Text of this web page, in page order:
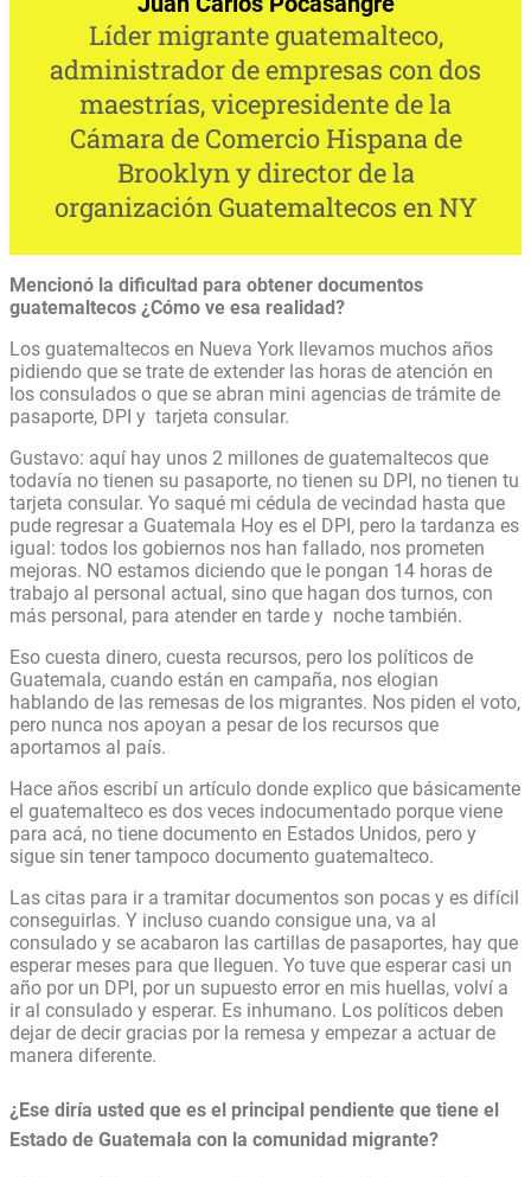
Líder migrante guatemalteco,
administrador de empresas con dos
maestrías, vicepresidente de la
Cámara de Comercio Hispana de
Brooklyn y director de la
organización Guatemaltecos en NY
Mencionó la dificultad para obtener documentos
guatemaltecos ¿Cómo ve esa realidad?
Los guatemaltecos en Nueva York llevamos muchos años
pidiendo que se trate de extender las horas de atención en
los consulados o que se abran mini agencias de trámite de
pasaporte, DPI y tarjeta consular.
Gustavo: aquí hay unos 2 millones de guatemaltecos que
todavía no tienen su pasaporte, no tienen su DPI, no tienen tu
tarjeta consular. Yo saqué mi cédula de vecindad hasta que
pude regresar a Guatemala Hoy es el DPI, pero la tardanza es
igual: todos los gobiernos nos han fallado, nos prometen
mejoras. NO estamos diciendo que le pongan 14 horas de
trabajo al personal actual, sino que hagan dos turnos, con
más personal, para atender en tarde y noche también.
Eso cuesta dinero, cuesta recursos, pero los políticos de
Guatemala, cuando están en campaña, nos elogian
hablando de las remesas de los migrantes. Nos piden el voto,
pero nunca nos apoyan a pesar de los recursos que
aportamos al país.
Hace años escribí un artículo donde explico que básicamente
el guatemalteco es dos veces indocumentado porque viene
para acá, no tiene documento en Estados Unidos, pero y
sigue sin tener tampoco documento guatemalteco.
Las citas para ir a tramitar documentos son pocas y es difícil
conseguirlas. Y incluso cuando consigue una, va al
consulado y se acabaron las cartillas de pasaportes, hay que
esperar meses para que lleguen. Yo tuve que esperar casi un
año por un DPI, por un supuesto error en mis huellas, volví a
ir al consulado y esperar. Es inhumano. Los políticos deben
dejar de decir gracias por la remesa y empezar a actuar de
manera diferente.
¿Ese diría usted que es el principal pendiente que tiene el
Estado de Guatemala con la comunidad migrante?